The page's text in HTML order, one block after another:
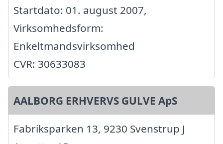
Startdato: 01. august 2007,
Virksomhedsform:
Enkeltmandsvirksomhed
CVR: 30633083
AALBORG ERHVERVS GULVE ApS
Fabriksparken 13, 9230 Svenstrup J